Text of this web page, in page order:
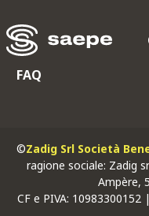
FAQ
©Zadig Srl Società
ragione sociale: Zadig
Ampère,
CF e PIVA: 10983300152